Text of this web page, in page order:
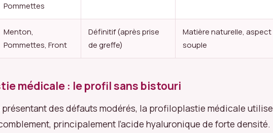
Pommettes
Menton,
Pommettes, Front
Définitif (après prise
de greffe)
Matière naturelle, aspect
souple
médicale : le profil sans bistouri
des défauts modérés, la profiloplastie médicale utilise
principalement l’acide hyaluronique de forte densité.